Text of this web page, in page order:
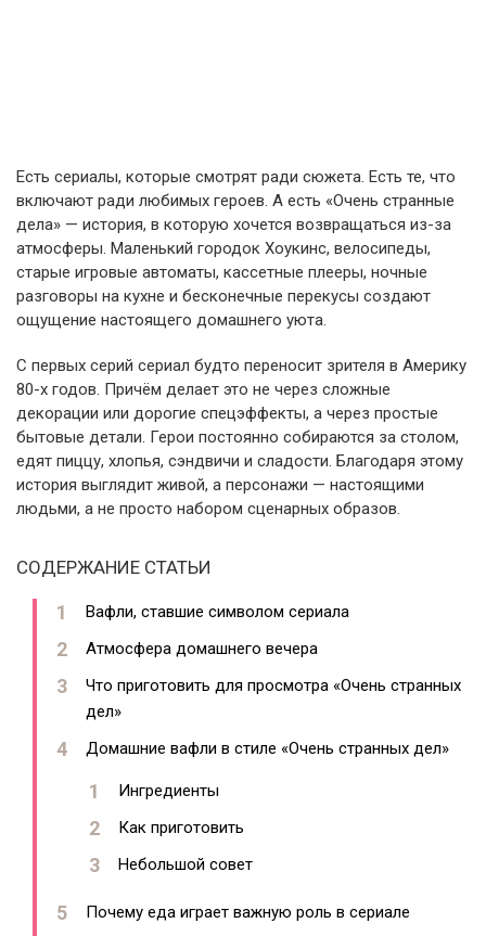
Есть сериалы, которые смотрят ради сюжета. Есть те, что
включают ради любимых героев. А есть «Очень странные
дела» — история, в которую хочется возвращаться из-за
атмосферы. Маленький городок Хоукинс, велосипеды,
старые игровые автоматы, кассетные плееры, ночные
разговоры на кухне и бесконечные перекусы создают
ощущение настоящего домашнего уюта.
С первых серий сериал будто переносит зрителя в Америку
80-х годов. Причём делает это не через сложные
декорации или дорогие спецэффекты, а через простые
бытовые детали. Герои постоянно собираются за столом,
едят пиццу, хлопья, сэндвичи и сладости. Благодаря этому
история выглядит живой, а персонажи — настоящими
людьми, а не просто набором сценарных образов.
СОДЕРЖАНИЕ СТАТЬИ
Вафли, ставшие символом сериала
Атмосфера домашнего вечера
Что приготовить для просмотра «Очень странных
дел»
Домашние вафли в стиле «Очень странных дел»
Ингредиенты
Как приготовить
Небольшой совет
Почему еда играет важную роль в сериале